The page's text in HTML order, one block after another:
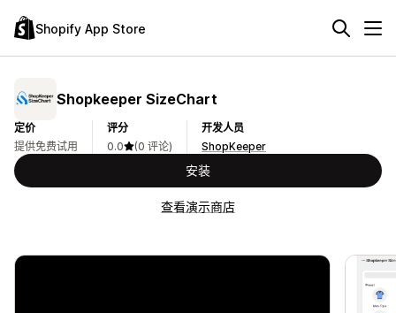
Shopify App Store
Shopkeeper SizeChart
定价
提供免费试用
评分
0.0
(0 评论)
开发人员
ShopKeeper
安装
查看演示商店